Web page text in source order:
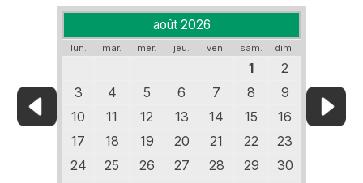
août 2026
lun. mar. mer. jeu. ven. sam. dim.
1
2
3
4 5 6 7 8
9
10
11 12 13 14 15
16
17
18 19 20 21 22
23
24
25 26 27 28 29
30